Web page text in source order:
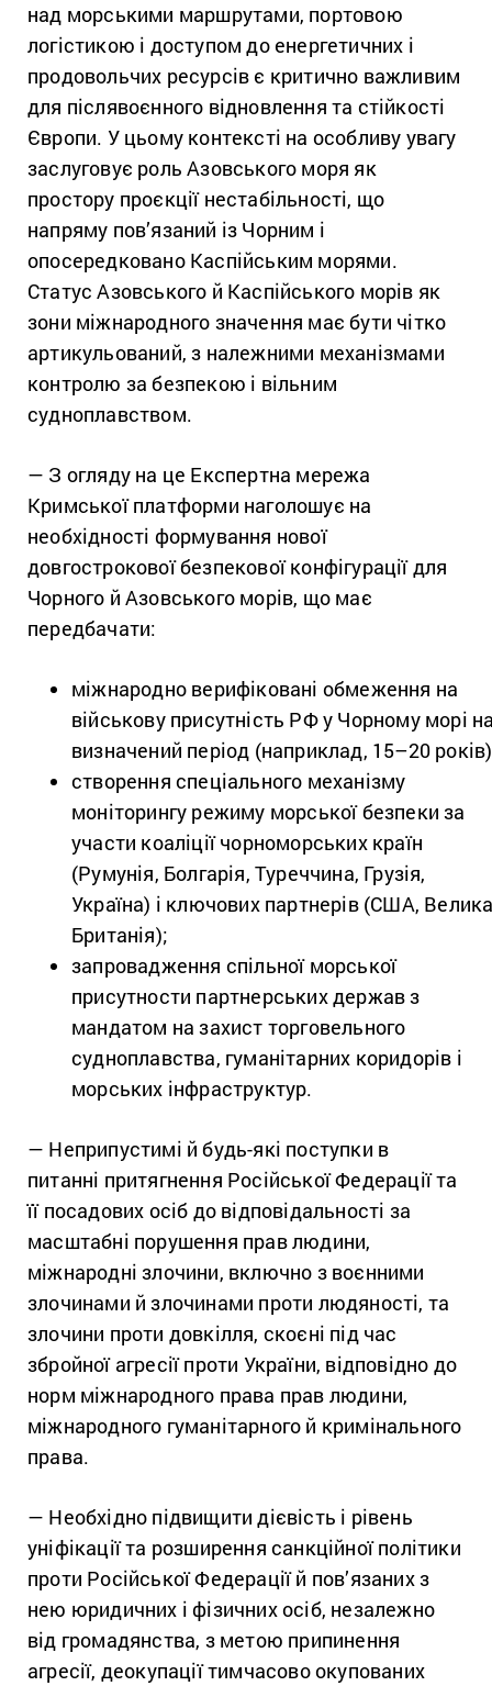
над морськими маршрутами, портовою
логістикою і доступом до енергетичних і
продовольчих ресурсів є критично важливим
для післявоєнного відновлення та стійкості
Європи. У цьому контексті на особливу увагу
заслуговує роль Азовського моря як
простору проєкції нестабільності, що
напряму пов’язаний із Чорним і
опосередковано Каспійським морями.
Статус Азовського й Каспійського морів як
зони міжнародного значення має бути чітко
артикульований, з належними механізмами
контролю за безпекою і вільним
судноплавством.
— З огляду на це Експертна мережа
Кримської платформи наголошує на
необхідності формування нової
довгострокової безпекової конфігурації для
Чорного й Азовського морів, що має
передбачати:
міжнародно верифіковані обмеження на
військову присутність РФ у Чорному морі
визначений період (наприклад, 15–20
створення спеціального механізму
моніторингу режиму морської безпеки за
участи коаліції чорноморських країн
(Румунія, Болгарія, Туреччина, Грузія,
Україна) і ключових партнерів (США,
Британія);
запровадження спільної морської
присутности партнерських держав з
мандатом на захист торговельного
судноплавства, гуманітарних коридорів і
морських інфраструктур.
— Неприпустимі й будь-які поступки в
питанні притягнення Російської Федерації та
її посадових осіб до відповідальності за
масштабні порушення прав людини,
міжнародні злочини, включно з воєнними
злочинами й злочинами проти людяності, та
злочини проти довкілля, скоєні під час
збройної агресії проти України, відповідно до
норм міжнародного права прав людини,
міжнародного гуманітарного й кримінального
права.
— Необхідно підвищити дієвість і рівень
уніфікації та розширення санкційної політики
проти Російської Федерації й пов’язаних з
нею юридичних і фізичних осіб, незалежно
від громадянства, з метою припинення
агресії, деокупації тимчасово окупованих